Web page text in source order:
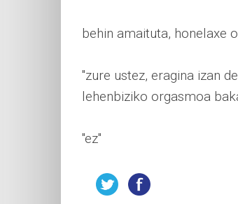
behin amaituta, honelaxe
"zure ustez, eragina izan
lehenbiziko orgasmoa
"ez"